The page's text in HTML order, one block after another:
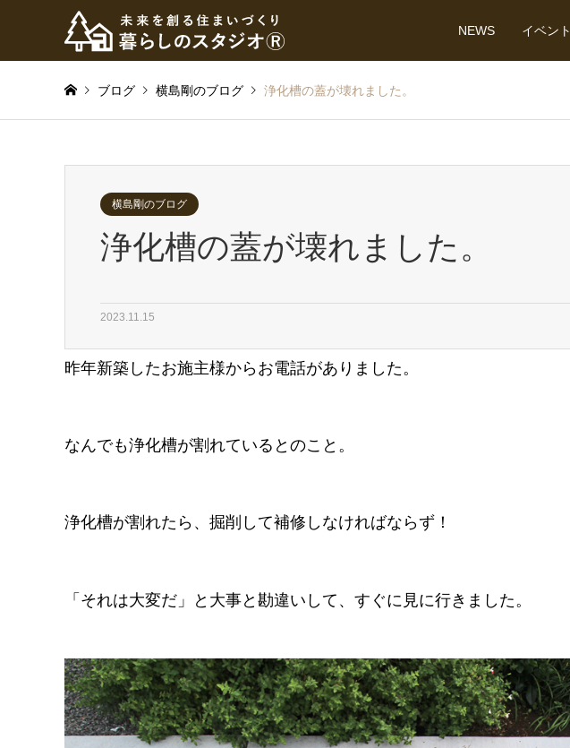
NEWS イベント
ブログ 横島剛のブログ 浄化槽の蓋が壊れました。
横島剛のブログ
浄化槽の蓋が壊れました。
2023.11.15
昨年新築したお施主様からお電話がありました。
なんでも浄化槽が割れているとのこと。
浄化槽が割れたら、掘削して補修しなければならず！
「それは大変だ」と大事と勘違いして、すぐに見に行きました。